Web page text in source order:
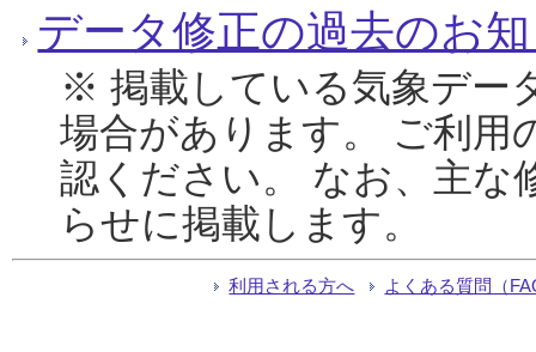
データ修正の過去のお
※ 掲載している気象デー
場合があります。 ご利用
認ください。 なお、主な
らせに掲載します。
利用される方へ よくある質問（